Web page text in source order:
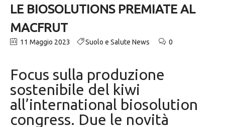
LE BIOSOLUTIONS PREMIATE AL
MACFRUT
11 Maggio 2023 Suolo e Salute News 0
Focus sulla produzione
sostenibile del kiwi
all’international biosolution
congress. Due le novità